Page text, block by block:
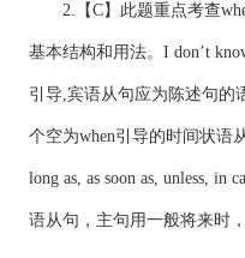
2.【C】此题重点考查
基本结构和用法。I don’t
引导,宾语从句应为陈述句的
个空为when引导的时间状语
long as, as soon as, unless,
语从句，主句用一般将来时